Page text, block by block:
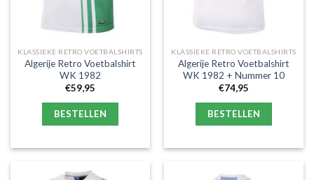
KLASSIEKE RETRO VOETBALSHIRTS
Algerije Retro Voetbalshirt
WK 1982
€59,95
BESTELLEN
KLASSIEKE RETRO VOETBALSHIRTS
Algerije Retro Voetbalshirt
WK 1982 + Nummer 10
€74,95
BESTELLEN